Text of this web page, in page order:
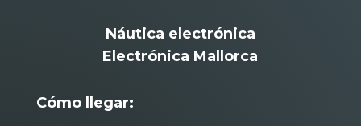
Náutica electrónica
Electrónica Mallorca
Cómo llegar: